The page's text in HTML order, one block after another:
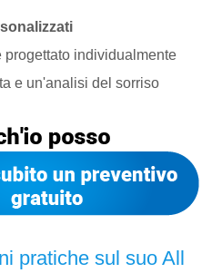
progettato individualmente
e un'analisi del sorriso
pratiche sul suo All